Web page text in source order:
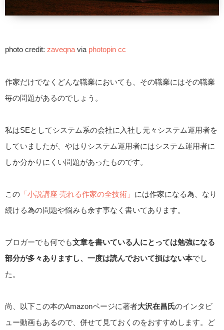
photo credit: zaveqnavia photopin cc
作家だけでなくどんな職業においても、その職業にはその職業
毎の問題があるのでしょう。
私はSEとしてシステム系の会社に入社し元々システム運用者を
していましたが、やはりシステム運用者にはシステム運用者に
しか分かりにくい問題があったものです。
この 「小説講座 売れる作家の全技術」 には作家になる為、なり
続ける為の問題や悩みも余す事なく書いてあります。
ブロガーでも何でも文章を書いている人にとっては勉強になる
部分が多々ありますし、一度は読んでおいて損はない本でし
た。
尚、以下この本のAmazonページに著者大沢在昌氏のインタビ
ュー動画もあるので、併せて見ておくのをおすすめします。ど